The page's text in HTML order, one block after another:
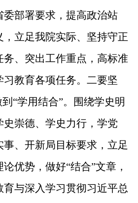
委部署要求，提高政治站
立足我院实际、坚持守正
、突出工作重点，高标准
习教育各项任务。二要坚
“学用结合”。围绕学史明
崇德、学史力行，学党
事、开新局目标要求，立足
优势，做好“结合”文章，
与深入学习贯彻习近平总